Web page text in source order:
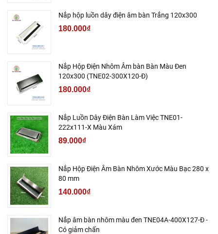
Nắp hộp luồn dây điện âm bàn Trắng 120x300
180.000₫
Nắp Hộp Điện Nhôm Âm bàn Bàn Màu Đen
120x300 (TNE02-300X120-Đ)
180.000₫
Nắp Luồn Dây Điện Bàn Làm Việc TNE01-
222x111-X Màu Xám
89.000₫
Nắp Hộp Điện Âm Bàn Nhôm Xước Màu Bạc 280 x
80 mm
140.000₫
Nắp âm bàn nhôm màu đen TNE04A-400X127-Đ -
Có giảm chấn